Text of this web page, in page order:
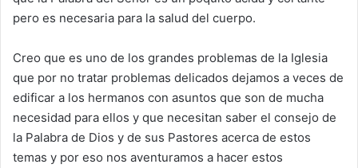
pero es necesaria para la salud del cuerpo.
Creo que es uno de los grandes problemas de la Iglesia
que por no tratar problemas delicados dejamos a veces de
edificar a los hermanos con asuntos que son de mucha
necesidad para ellos y que necesitan saber el consejo de
la Palabra de Dios y de sus Pastores acerca de estos
temas y por eso nos aventuramos a hacer estos